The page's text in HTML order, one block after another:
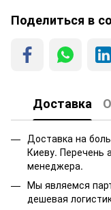
Поделиться в
Доставка
Доставка на
Киеву. Перечень
менеджера.
Мы являемся
дешевая